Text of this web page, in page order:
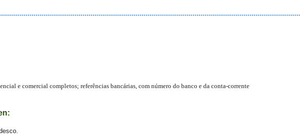
e comercial completos; referências bancárias, com número do banco e da conta-corrente